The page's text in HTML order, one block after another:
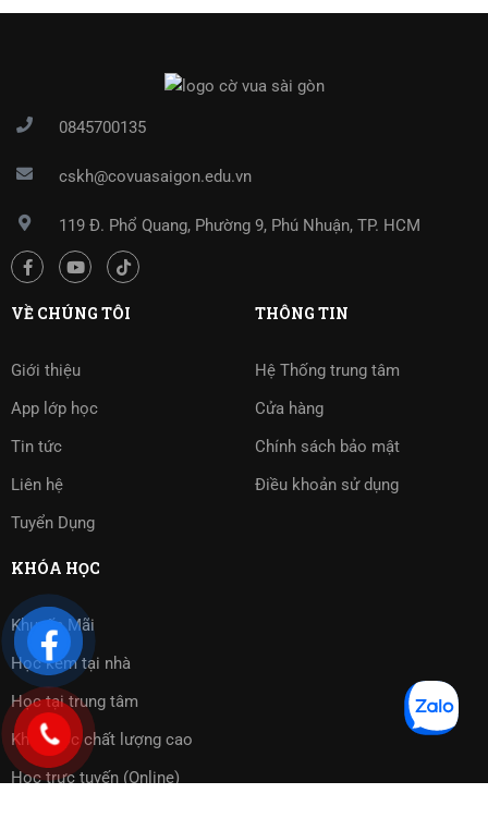
0845700135
cskh@covuasaigon.edu.vn
119 Đ. Phổ Quang, Phường 9, Phú Nhuận, TP. HCM
VỀ CHÚNG TÔI
Giới thiệu
App lớp học
Tin tức
Liên hệ
Tuyển Dụng
THÔNG TIN
Hệ Thống trung tâm
Cửa hàng
Chính sách bảo mật
Điều khoản sử dụng
KHÓA HỌC
Khuyến Mãi
Học kèm tại nhà
Học tại trung tâm
Khóa học chất lượng cao
Học trực tuyến (Online)